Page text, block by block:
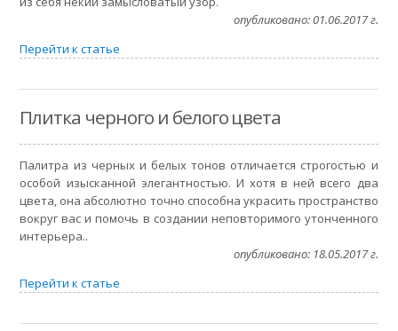
опубликовано: 01.06.2017 г.
Перейти к статье
Плитка черного и белого цвета
Палитра из черных и белых тонов отличается строгостью и
особой изысканной элегантностью. И хотя в ней всего два
цвета, она абсолютно точно способна украсить пространство
вокруг вас и помочь в создании неповторимого утонченного
интерьера..
опубликовано: 18.05.2017 г.
Перейти к статье